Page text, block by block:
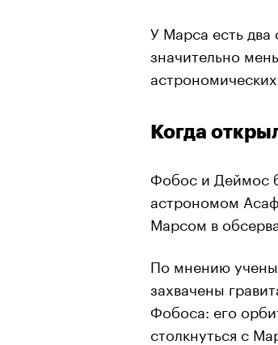
У Марса есть
значительно
Когда
Фобос и Деймос
астрономом
Марсом в
По мнению
захвачены
Фобоса: его
столкнуться с